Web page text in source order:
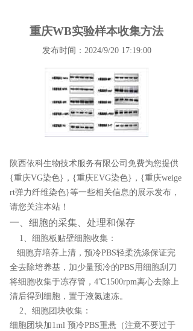
重庆WB实验样本收集方法
发布时间：2024/9/20 17:19:00
陕西依科生物技术服务有限公司免费为您提供
{重庆VG染色} ，{重庆EVG染色}，{重庆weige
rt弹力纤维染色}等一些相关信息的展示发布，
请您关注本站！
一、细胞的采集、处理和保存
1、细胞板贴壁细胞收集：
细胞弃培养上清，预冷PBS轻柔洗涤保证完
全去除培养基，加少量预冷的PBS用细胞刮刀
将细胞收集于冻存管，4℃1500rpm离心去除上
清后得到细胞，置于液氮速冻。
2、细胞团块收集：
细胞团块加1ml 预冷PBS重悬（注意不要过于